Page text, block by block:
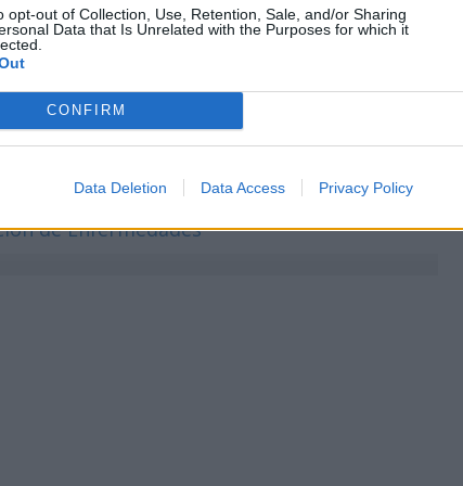
opt-out of Collection, Use, Retention, Sale, and/or Sharing
Data that Is Unrelated with the Purposes for which it
CONFIRM
Data Deletion Data Access Privacy Policy
infertilidad masculina, incluidos los
varicocele ( 6 %).
de Enfermedades